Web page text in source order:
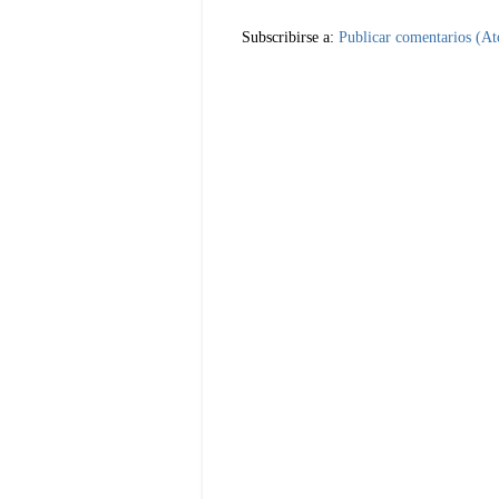
Subscribirse a: Publicar comentarios